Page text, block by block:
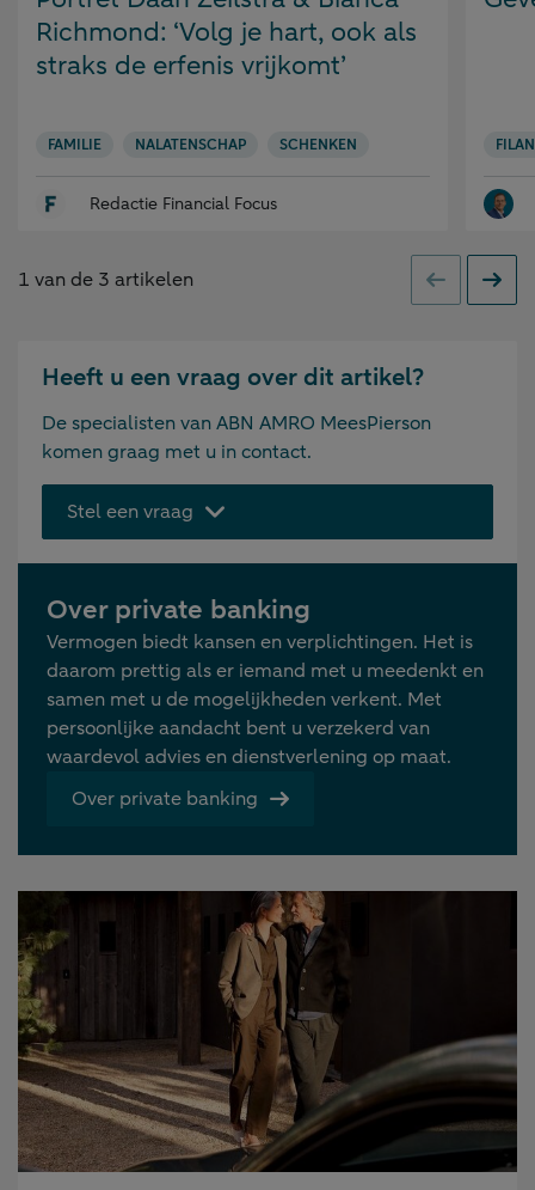
Richmond: ‘Volg je hart, ook als
straks de erfenis vrijkomt’
FAMILIE NALATENSCHAP SCHENKEN
Redactie Financial Focus
1 van de 3 artikelen Vorige
Heeft u een vraag over dit artikel?
De specialisten van ABN AMRO MeesPierson
komen graag met u in contact.
Stel een vraag
Over private banking
Vermogen biedt kansen en verplichtingen. Het is
daarom prettig als er iemand met u meedenkt en
samen met u de mogelijkheden verkent. Met
persoonlijke aandacht bent u verzekerd van
waardevol advies en dienstverlening op maat.
Over private banking